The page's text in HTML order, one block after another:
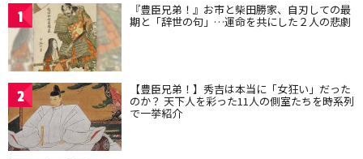
1 『豊臣兄弟！』お市と柴田勝家、自刃しての最
期と「辞世の句」…運命を共にした２人の悲劇
2 【豊臣兄弟！】秀吉は本当に「女狂い」だった
のか？ 天下人を彩った11人の側室たちを時系列
で一挙紹介